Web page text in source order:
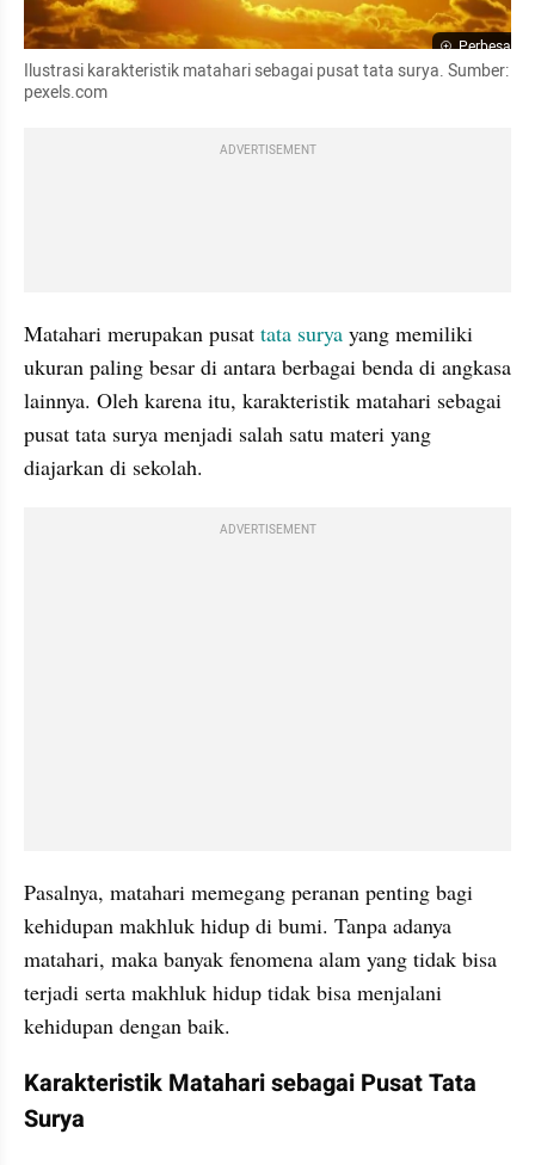
Perbesar
Ilustrasi karakteristik matahari sebagai pusat tata surya. Sumber:
pexels.com
ADVERTISEMENT
Matahari merupakan pusat tata surya yang memiliki
ukuran paling besar di antara berbagai benda di angkasa
lainnya. Oleh karena itu, karakteristik matahari sebagai
pusat tata surya menjadi salah satu materi yang
diajarkan di sekolah.
ADVERTISEMENT
Pasalnya, matahari memegang peranan penting bagi
kehidupan makhluk hidup di bumi. Tanpa adanya
matahari, maka banyak fenomena alam yang tidak bisa
terjadi serta makhluk hidup tidak bisa menjalani
kehidupan dengan baik.
Karakteristik Matahari sebagai Pusat Tata
Surya